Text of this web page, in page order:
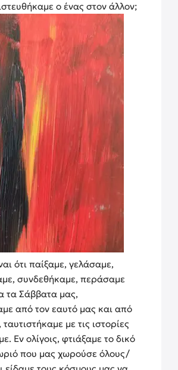
ο ένας στον άλλον;
ότι παίξαμε, γελάσαμε,
συνδεθήκαμε, περάσαμε
τα Σάββατα μας,
από τον εαυτό μας και από
με τις ιστορίες
Eν ολίγοις, φτιάξαμε το δικό
που μας χωρούσε όλους/